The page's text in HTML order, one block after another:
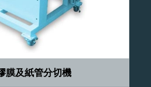
膜及紙管分切機